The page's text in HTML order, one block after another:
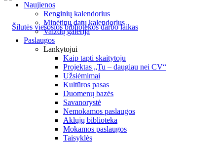
Naujienos
Renginių kalendorius
Minėtinų datų kalendorius
Vaizdų galerija
Paslaugos
Lankytojui
Kaip tapti skaitytoju
Projektas „Tu – daugiau nei CV“
Užsiėmimai
Kultūros pasas
Duomenų bazės
Savanorystė
Nemokamos paslaugos
Aklųjų biblioteka
Mokamos paslaugos
Taisyklės